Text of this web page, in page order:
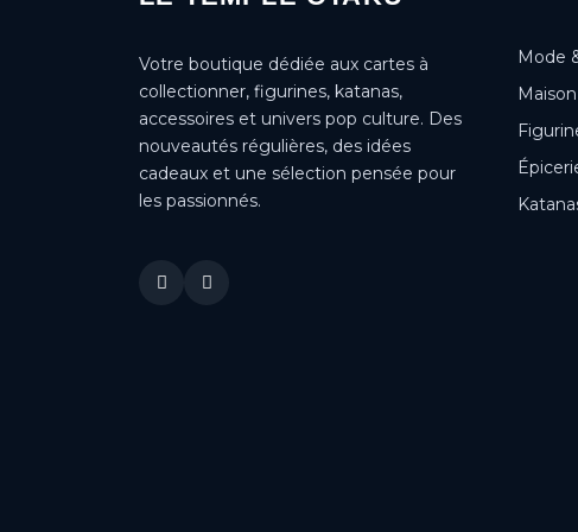
Votre boutique dédiée aux cartes à
collectionner, figurines, katanas,
accessoires et univers pop culture. Des
nouveautés régulières, des idées
cadeaux et une sélection pensée pour
les passionnés.
Mode